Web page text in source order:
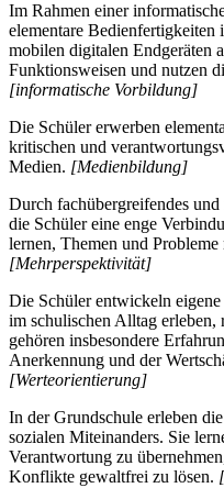
Im Rahmen einer
elementare
mobilen digitalen Endgeräten
Funktionsweisen und nutzen
[informatische Vorbildung]
Die Schüler erwerben
kritischen und
Medien. [Medienbildung]
Durch fachübergreifendes
die Schüler eine enge
lernen, Themen und
[Mehrperspektivität]
Die Schüler entwickeln
im schulischen Alltag
gehören insbesondere
Anerkennung und der
[Werteorientierung]
In der Grundschule erleben
sozialen Miteinanders. Sie
Verantwortung zu
Konflikte gewaltfrei zu lösen.